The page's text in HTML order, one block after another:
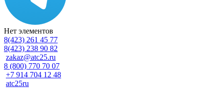
Нет элементов
8(423) 261 45 77
8(423) 238 90 82
zakaz@atc25.ru
8 (800) 770 70 07
+7 914 704 12 48
atc25ru